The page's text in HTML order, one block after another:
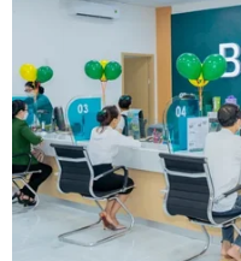
Nga tuyên bố